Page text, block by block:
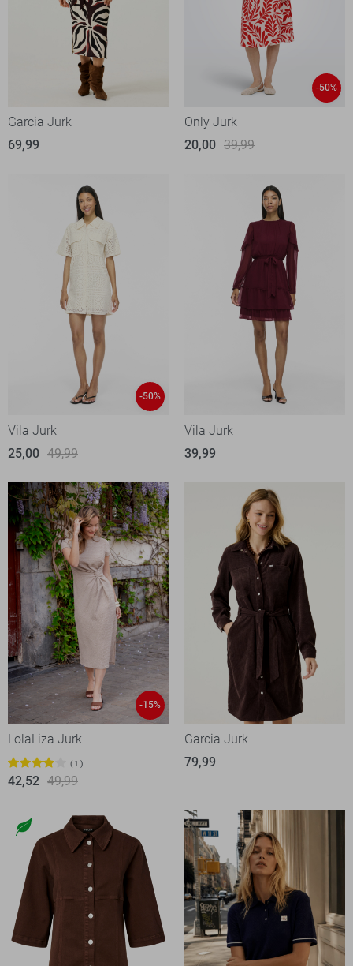
Garcia Jurk
69,99
-50%
Only Jurk
20,00 39,99
-50%
Vila Jurk
25,00 49,99
Vila Jurk
39,99
-15%
LolaLiza Jurk
1
42,52 49,99
Garcia Jurk
79,99